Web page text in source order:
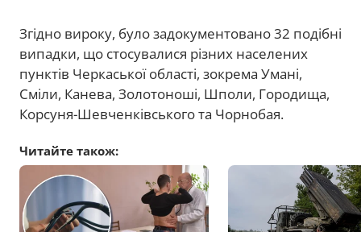
Згідно вироку, було задокументовано 32 подібні
випадки, що стосувалися різних населених
пунктів Черкаської області, зокрема Умані,
Сміли, Канева, Золотоноші, Шполи, Городища,
Корсуня-Шевченківського та Чорнобая.
Читайте також: